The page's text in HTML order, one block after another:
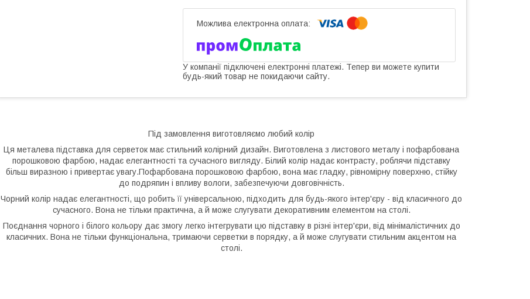
У компанії підключені електронні платежі. Тепер ви можете купити
будь-який товар не покидаючи сайту.
Під замовлення виготовляємо любий колір
Ця металева підставка для серветок має стильний колірний дизайн. Виготовлена з листового металу і пофарбована
порошковою фарбою, надає елегантності та сучасного вигляду. Білий колір надає контрасту, роблячи підставку
більш виразною і привертає увагу.Пофарбована порошковою фарбою, вона має гладку, рівномірну поверхню, стійку
до подряпин і впливу вологи, забезпечуючи довговічність.
Чорний колір надає елегантності, що робить її універсальною, підходить для будь-якого інтер'єру - від класичного до
сучасного. Вона не тільки практична, а й може слугувати декоративним елементом на столі.
Поєднання чорного і білого кольору дає змогу легко інтегрувати цю підставку в різні інтер'єри, від мінімалістичних до
класичних. Вона не тільки функціональна, тримаючи серветки в порядку, а й може слугувати стильним акцентом на
столі.